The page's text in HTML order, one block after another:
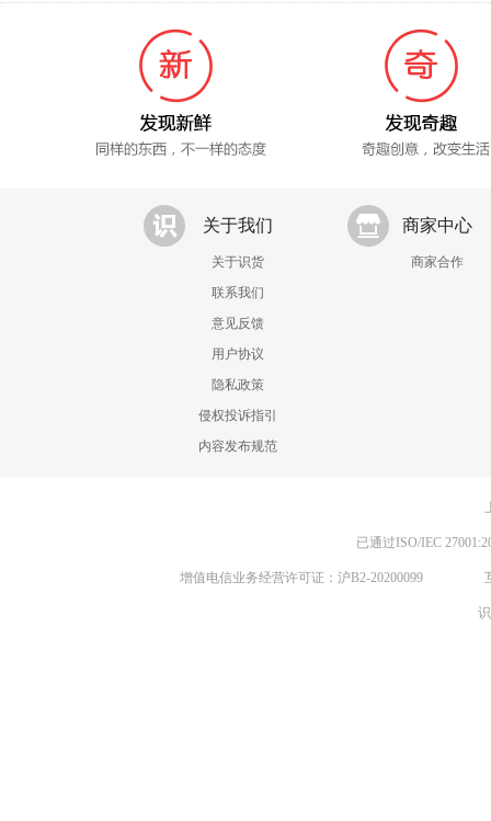
关于我们
关于识货
联系我们
意见反馈
用户协议
隐私政策
侵权投诉指引
内容发布规范
商家中心
商家合作
已通过ISO/IEC
增值电信业务经营许可证：沪B2-20200099